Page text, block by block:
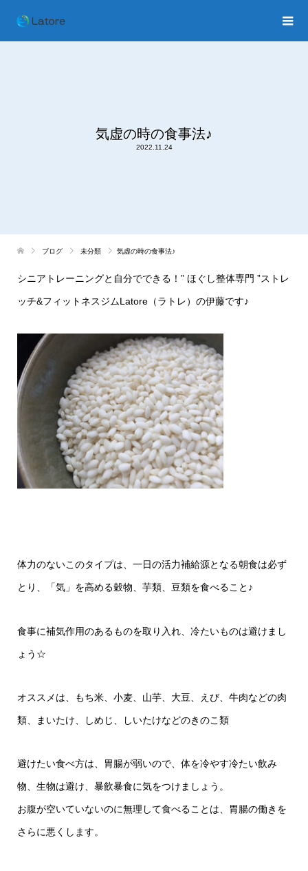
気虚の時の食事法♪
2022.11.24
ブログ 未分類 気虚の時の食事法♪
シニアトレーニングと自分でできる！ ” ほぐし整体専門 ”ストレ
ッチ&フィットネスジムLatore（ラトレ）の伊藤です♪
体力のないこのタイプは、一日の活力補給源となる朝食は必ず
とり、「気」を高める穀物、芋類、豆類を食べること♪
食事に補気作用のあるものを取り入れ、冷たいものは避けまし
ょう☆
オススメは、もち米、小麦、山芋、大豆、えび、牛肉などの肉
類、まいたけ、しめじ、しいたけなどのきのこ類
避けたい食べ方は、胃腸が弱いので、体を冷やす冷たい飲み
物、生物は避け、暴飲暴食に気をつけましょう。
お腹が空いていないのに無理して食べることは、胃腸の働きを
さらに悪くします。